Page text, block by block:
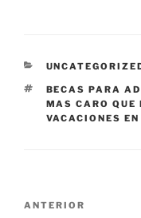
CATEGORÍAS
ETIQUETAS
BECAS PARA
MAS CARO QUE
VACACIONES
Navegación
Entrada
ANTERIOR